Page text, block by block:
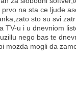
na sta ce ljude
sto su svi
TV-u i u dnevniom
nego bas te
mozda mogli da